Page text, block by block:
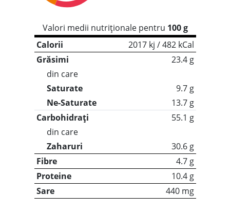
Valori medii nutriționale pentru 100 g
Calorii
2017 kj / 482 kCal
Grăsimi
23.4 g
din care
Saturate
9.7 g
Ne-Saturate
13.7 g
Carbohidrați
55.1 g
din care
Zaharuri
30.6 g
Fibre
4.7 g
Proteine
10.4 g
Sare
440 mg